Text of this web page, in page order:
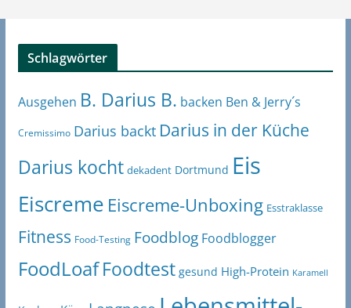
Schlagwörter
Ausgehen B. Darius B. backen Ben & Jerry´s
Cremissimo Darius backt Darius in der Küche
Darius kocht dekadent Dortmund Eis
Eiscreme Eiscreme-Unboxing Esstraklasse
Fitness Food-Testing Foodblog Foodblogger
FoodLoaf Foodtest gesund High-Protein Karamell